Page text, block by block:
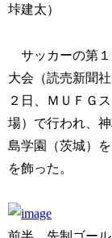
垰建太）
サッカーの第１
大会（読売新聞
２日、ＭＵＦＧ
場）で行われ、
島学園（茨城）
を飾った。